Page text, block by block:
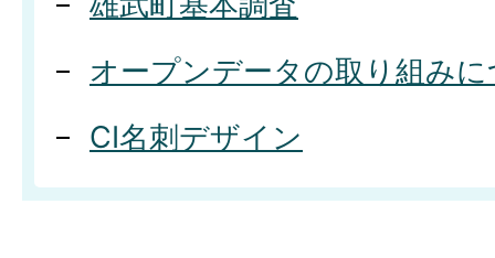
オープンデータの取り組み
CI名刺デザイン